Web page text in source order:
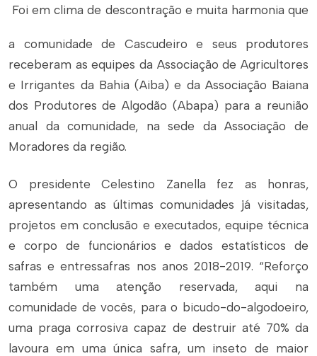
Foi em clima de descontração e muita harmonia que
a comunidade de Cascudeiro e seus produtores
receberam as equipes da Associação de Agricultores
e Irrigantes da Bahia (Aiba) e da Associação Baiana
dos Produtores de Algodão (Abapa) para a reunião
anual da comunidade, na sede da Associação de
Moradores da região.
O presidente Celestino Zanella fez as honras,
apresentando as últimas comunidades já visitadas,
projetos em conclusão e executados, equipe técnica
e corpo de funcionários e dados estatísticos de
safras e entressafras nos anos 2018-2019. “Reforço
também uma atenção reservada, aqui na
comunidade de vocês, para o bicudo-do-algodoeiro,
uma praga corrosiva capaz de destruir até 70% da
lavoura em uma única safra, um inseto de maior